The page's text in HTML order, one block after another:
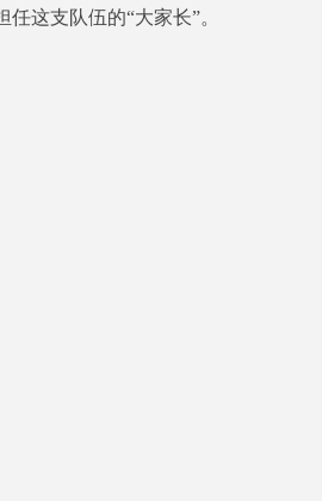
这支队伍的“大家长”。